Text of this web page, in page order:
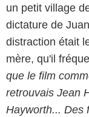
un petit village
dictature de
distraction était
mère, qu'il
que le film
retrouvais Jean
Hayworth... Des